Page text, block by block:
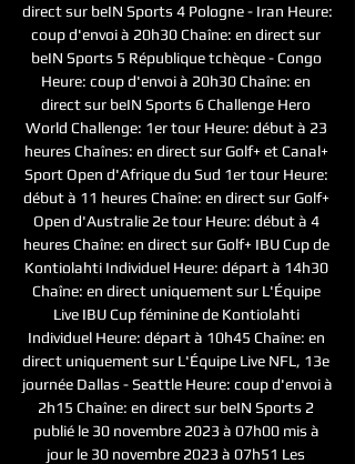
direct sur beIN Sports 4 Pologne - Iran Heure:
coup d'envoi à 20h30 Chaîne: en direct sur
beIN Sports 5 République tchèque - Congo
Heure: coup d'envoi à 20h30 Chaîne: en
direct sur beIN Sports 6 Challenge Hero
World Challenge: 1er tour Heure: début à 23
heures Chaînes: en direct sur Golf+ et Canal+
Sport Open d'Afrique du Sud 1er tour Heure:
début à 11 heures Chaîne: en direct sur Golf+
Open d'Australie 2e tour Heure: début à 4
heures Chaîne: en direct sur Golf+ IBU Cup de
Kontiolahti Individuel Heure: départ à 14h30
Chaîne: en direct uniquement sur L'Équipe
Live IBU Cup féminine de Kontiolahti
Individuel Heure: départ à 10h45 Chaîne: en
direct uniquement sur L'Équipe Live NFL, 13e
journée Dallas - Seattle Heure: coup d'envoi à
2h15 Chaîne: en direct sur beIN Sports 2
publié le 30 novembre 2023 à 07h00 mis à
jour le 30 novembre 2023 à 07h51 Les